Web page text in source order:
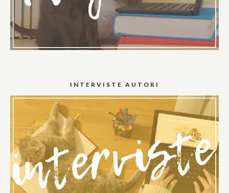
INTERVISTE AUTORI